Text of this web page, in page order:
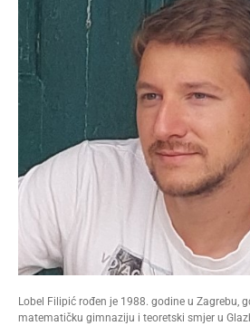
Lobel Filipić rođen je 1988. godine u Zagrebu,
matematičku gimnaziju i teoretski smjer u